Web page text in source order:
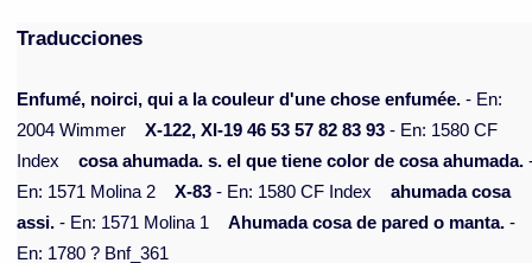
Traducciones
Enfumé, noirci, qui a la couleur d'une chose enfumée. - En:
2004 Wimmer
X-122, XI-19 46 53 57 82 83 93 - En: 1580 CF
Index
cosa ahumada. s. el que tiene color de cosa ahumada.
En: 1571 Molina 2
X-83 - En: 1580 CF Index
ahumada cosa
assi. - En: 1571 Molina 1 Ahumada cosa de pared o manta. -
En: 1780 ? Bnf_361